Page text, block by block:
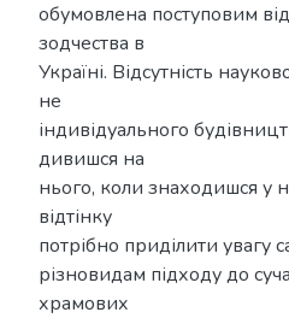
обумовлена поступовим
зодчества в
Україні. Відсутність
не
індивідуального
дивишся на
нього, коли знаходишся у
відтінку
потрібно приділити увагу
різновидам підходу до
храмових